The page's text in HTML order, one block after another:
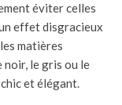
éviter celles
effet disgracieux
matières
noir, le gris ou le
et élégant.